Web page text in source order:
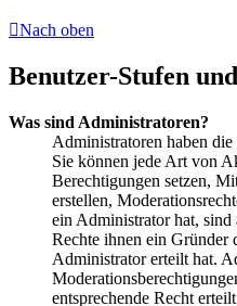
Nach oben
Benutzer-Stufen
Was sind Administratoren?
Administratoren haben
Sie können jede Art von
Berechtigungen setzen,
erstellen,
ein Administrator hat,
Rechte ihnen ein Gründer
Administrator erteilt hat.
entsprechende Recht